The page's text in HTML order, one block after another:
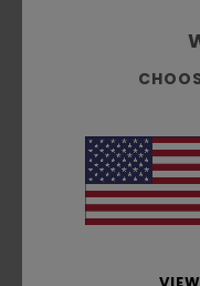
Article de qualité